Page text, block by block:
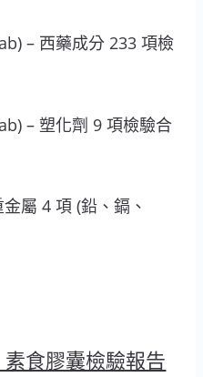
– 西藥成分 233 項檢
– 塑化劑 9 項檢驗合
屬 4 項 (鉛、鎘、
素食膠囊檢驗報告